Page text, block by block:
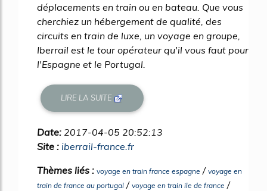
déplacements en train ou en bateau. Que vous
cherchiez un hébergement de qualité, des
circuits en train de luxe, un voyage en groupe,
Iberrail est le tour opérateur qu'il vous faut pour
l'Espagne et le Portugal.
LIRE LA SUITE
Date: 2017-04-05 20:52:13
Site : iberrail-france.fr
Thèmes liés : voyage en train france espagne / voyage en
train de france au portugal / voyage en train ile de france /